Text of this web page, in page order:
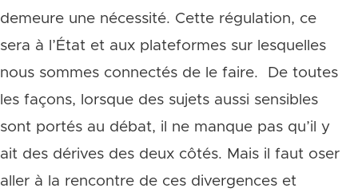
demeure une nécessité. Cette régulation, ce
sera à l’État et aux plateformes sur lesquelles
nous sommes connectés de le faire. De toutes
les façons, lorsque des sujets aussi sensibles
sont portés au débat, il ne manque pas qu’il y
ait des dérives des deux côtés. Mais il faut oser
aller à la rencontre de ces divergences et